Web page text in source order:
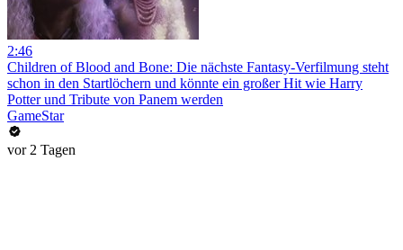
2:46
Children of Blood and Bone: Die nächste Fantasy-Verfilmung steht
schon in den Startlöchern und könnte ein großer Hit wie Harry
Potter und Tribute von Panem werden
GameStar
vor 2 Tagen